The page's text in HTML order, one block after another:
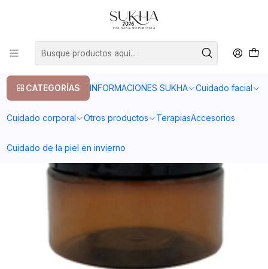
CATEGORÍAS INFORMACIONES SUKHA Cuidado facial
Cuidado corporal Otros productos TerapiasAccesorios
Cuidado de la piel en invierno
20% en tu primera compra con el codigo COMPRA1